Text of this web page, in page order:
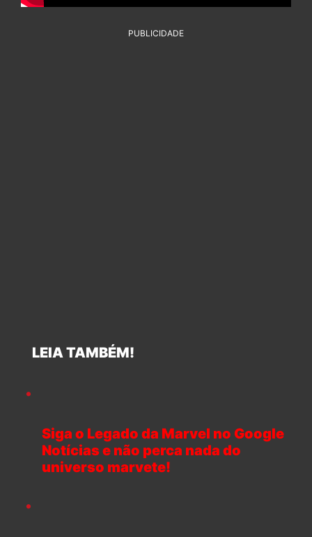
PUBLICIDADE
LEIA TAMBÉM!
Siga o Legado da Marvel no Google
Notícias e não perca nada do
universo marvete!